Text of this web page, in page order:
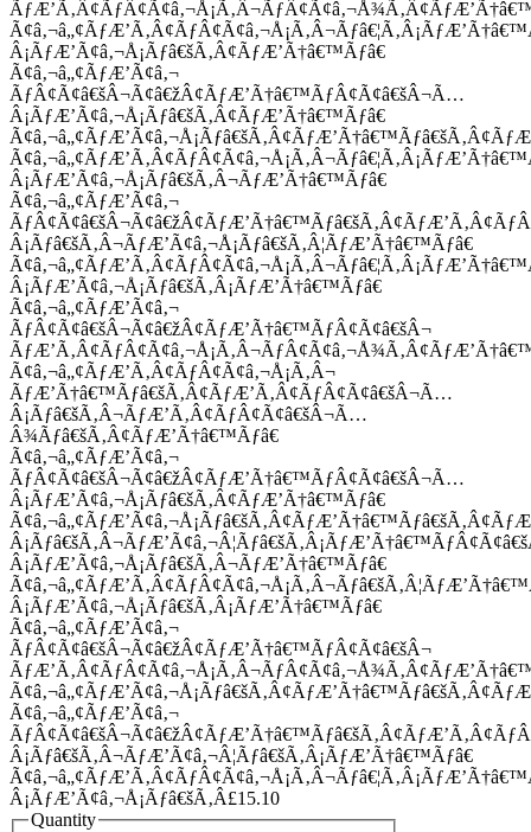
Â¡ÃƒÆ’Ã¢â‚¬Å¡Ãƒâ€šÃ‚Â¢ÃƒÆ’Ã†â€™Ãƒâ€
Ã¢â‚¬â„¢ÃƒÆ’Ã¢â‚¬
ÃƒÂ¢Ã¢â€šÂ¬Ã¢â€žÂ¢ÃƒÆ’Ã†â€™ÃƒÂ¢Ã¢â€šÂ¬Ã…
Â¡ÃƒÆ’Ã¢â‚¬Å¡Ãƒâ€šÃ‚Â¢ÃƒÆ’Ã†â€™Ãƒâ€
Â¡ÃƒÆ’Ã¢â‚¬Å¡Ãƒâ€šÃ‚Â¬ÃƒÆ’Ã†â€™Ãƒâ€
Ã¢â‚¬â„¢ÃƒÆ’Ã¢â‚¬
Â¡Ãƒâ€šÃ‚Â¬ÃƒÆ’Ã¢â‚¬Å¡Ãƒâ€šÃ‚Â¦ÃƒÆ’Ã†â€™Ãƒâ€
Â¡ÃƒÆ’Ã¢â‚¬Å¡Ãƒâ€šÃ‚Â¡ÃƒÆ’Ã†â€™Ãƒâ€
Ã¢â‚¬â„¢ÃƒÆ’Ã¢â‚¬
ÃƒÂ¢Ã¢â€šÂ¬Ã¢â€žÂ¢ÃƒÆ’Ã†â€™ÃƒÂ¢Ã¢â€šÂ¬
Ã¢â‚¬â„¢ÃƒÆ’Ã‚Â¢ÃƒÂ¢Ã¢â‚¬Å¡Ã‚Â¬
ÃƒÆ’Ã†â€™Ãƒâ€šÃ‚Â¢ÃƒÆ’Ã‚Â¢ÃƒÂ¢Ã¢â€šÂ¬Ã…
Â¡Ãƒâ€šÃ‚Â¬ÃƒÆ’Ã‚Â¢ÃƒÂ¢Ã¢â€šÂ¬Ã…
Â¾Ãƒâ€šÃ‚Â¢ÃƒÆ’Ã†â€™Ãƒâ€
Ã¢â‚¬â„¢ÃƒÆ’Ã¢â‚¬
ÃƒÂ¢Ã¢â€šÂ¬Ã¢â€žÂ¢ÃƒÆ’Ã†â€™ÃƒÂ¢Ã¢â€šÂ¬Ã…
Â¡ÃƒÆ’Ã¢â‚¬Å¡Ãƒâ€šÃ‚Â¢ÃƒÆ’Ã†â€™Ãƒâ€
Â¡ÃƒÆ’Ã¢â‚¬Å¡Ãƒâ€šÃ‚Â¬ÃƒÆ’Ã†â€™Ãƒâ€
Â¡ÃƒÆ’Ã¢â‚¬Å¡Ãƒâ€šÃ‚Â¡ÃƒÆ’Ã†â€™Ãƒâ€
Ã¢â‚¬â„¢ÃƒÆ’Ã¢â‚¬
ÃƒÂ¢Ã¢â€šÂ¬Ã¢â€žÂ¢ÃƒÆ’Ã†â€™ÃƒÂ¢Ã¢â€šÂ¬
Ã¢â‚¬â„¢ÃƒÆ’Ã¢â‚¬
Â¡Ãƒâ€šÃ‚Â¬ÃƒÆ’Ã¢â‚¬Â¦Ãƒâ€šÃ‚Â¡ÃƒÆ’Ã†â€™Ãƒâ€
Â¡ÃƒÆ’Ã¢â‚¬Å¡Ãƒâ€šÃ‚Â£15.10
Quantity